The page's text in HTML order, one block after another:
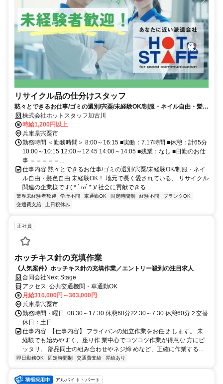
リサイクル品の仕分けスタッフ
黙々とできるお仕事/ゴミの選別/宍粟/未経験OK/制服・ネイル自由・髪色
自由株式会社ホットスタッフ加古川
時給1,200円以上
兵庫県宍粟市
勤務時間 ＜勤務時間＞ 8:00～16:15 ■実働：7.17時間 ■休憩：計65分
10:00～10:15 12:00～12:45 14:00～14:05 ■残業：なし ■日勤のお仕
事 ＝＝＝＝＝...
仕事内容 黙々とできるお仕事/ゴミの選別/宍粟/未経験OK/制服・ネイ
ル自由・髪色自由 未経験OK！ 地元で長く愛されている、 リサイクル
関連の企業様です( * ´ ω` * )/ 社会に貢献できる...
業界未経験者歓迎 学歴不問 車通勤OK 固定時間制 経験不問
ブランクOK
交通費支給
土日祝休み
正社員
ホッチキス針の充填作業
《人気案件》ホッチキス針の充填作業／エントリー殺到の注目求人
合同会社Next Stage
アクセス: 公共交通機関・車通勤OK
月給310,000円～363,000円
兵庫県宍粟市
勤務時間・曜日: 08:30～17:30 休憩60分22:30～7:30 休憩60分２交替
休日：土日
仕事内容: 【仕事内容】 フライパンの組立作業をお任せ します。 未
経験でも始めやすく、座り作 業中心でコツコツ作業が得意な 方にピ
ッタリ。 部品同士の組み合わせやネジ締 めなど、正確に作業する...
即日勤務OK 固定時間制 交通費支給 昇給あり
アルバイト・パート